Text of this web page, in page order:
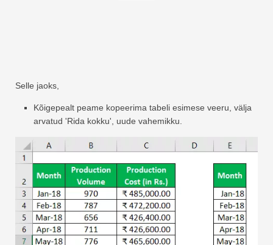
Selle jaoks,
Kõigepealt peame kopeerima tabeli esimese veeru, välja
arvatud 'Rida kokku', uude vahemikku.